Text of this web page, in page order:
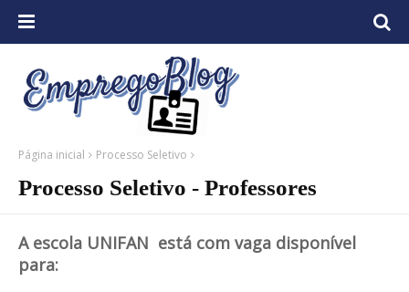
Página inicial Processo Seletivo
Processo Seletivo - Professores
A escola UNIFAN está com vaga disponível
para: